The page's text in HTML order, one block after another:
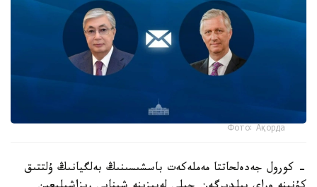
Фото: Ақорда
- كورول جەدەلحاتتا مەملەكەت باسشىسىنىڭ بەلگيانىڭ ۇلتتىق